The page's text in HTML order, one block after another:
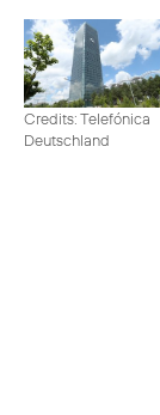
Credits: Telefónica
Deutschland